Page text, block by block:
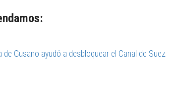
de Gusano ayudó a desbloquear el Canal de Suez